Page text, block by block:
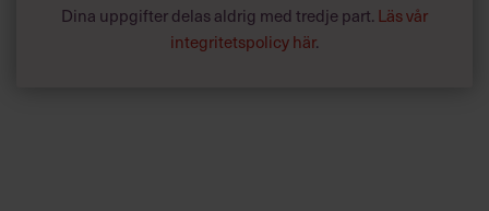
Dina uppgifter delas aldrig med tredje part. Läs vår
integritetspolicy här.